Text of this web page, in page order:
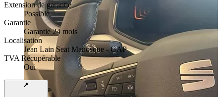
Extension de garantie
Possible
Garantie
Garantie 24 mois
Localisation
Jean Lain Seat Manosque - GAP
TVA Récupérable
Oui